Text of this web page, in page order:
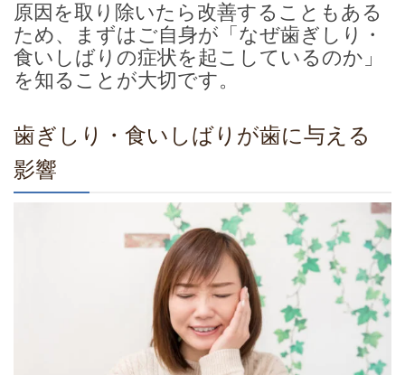
原因を取り除いたら改善することもある
ため、まずはご自身が「なぜ歯ぎしり・
食いしばりの症状を起こしているのか」
を知ることが大切です。
歯ぎしり・食いしばりが歯に与える
影響